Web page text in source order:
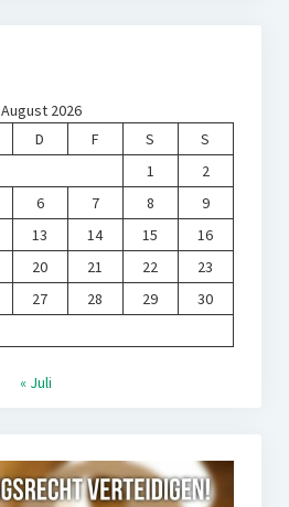
August 2026
D F S
S
1
2
6 7 8
9
13 14 15
16
20 21 22
23
27 28 29
30
« Juli